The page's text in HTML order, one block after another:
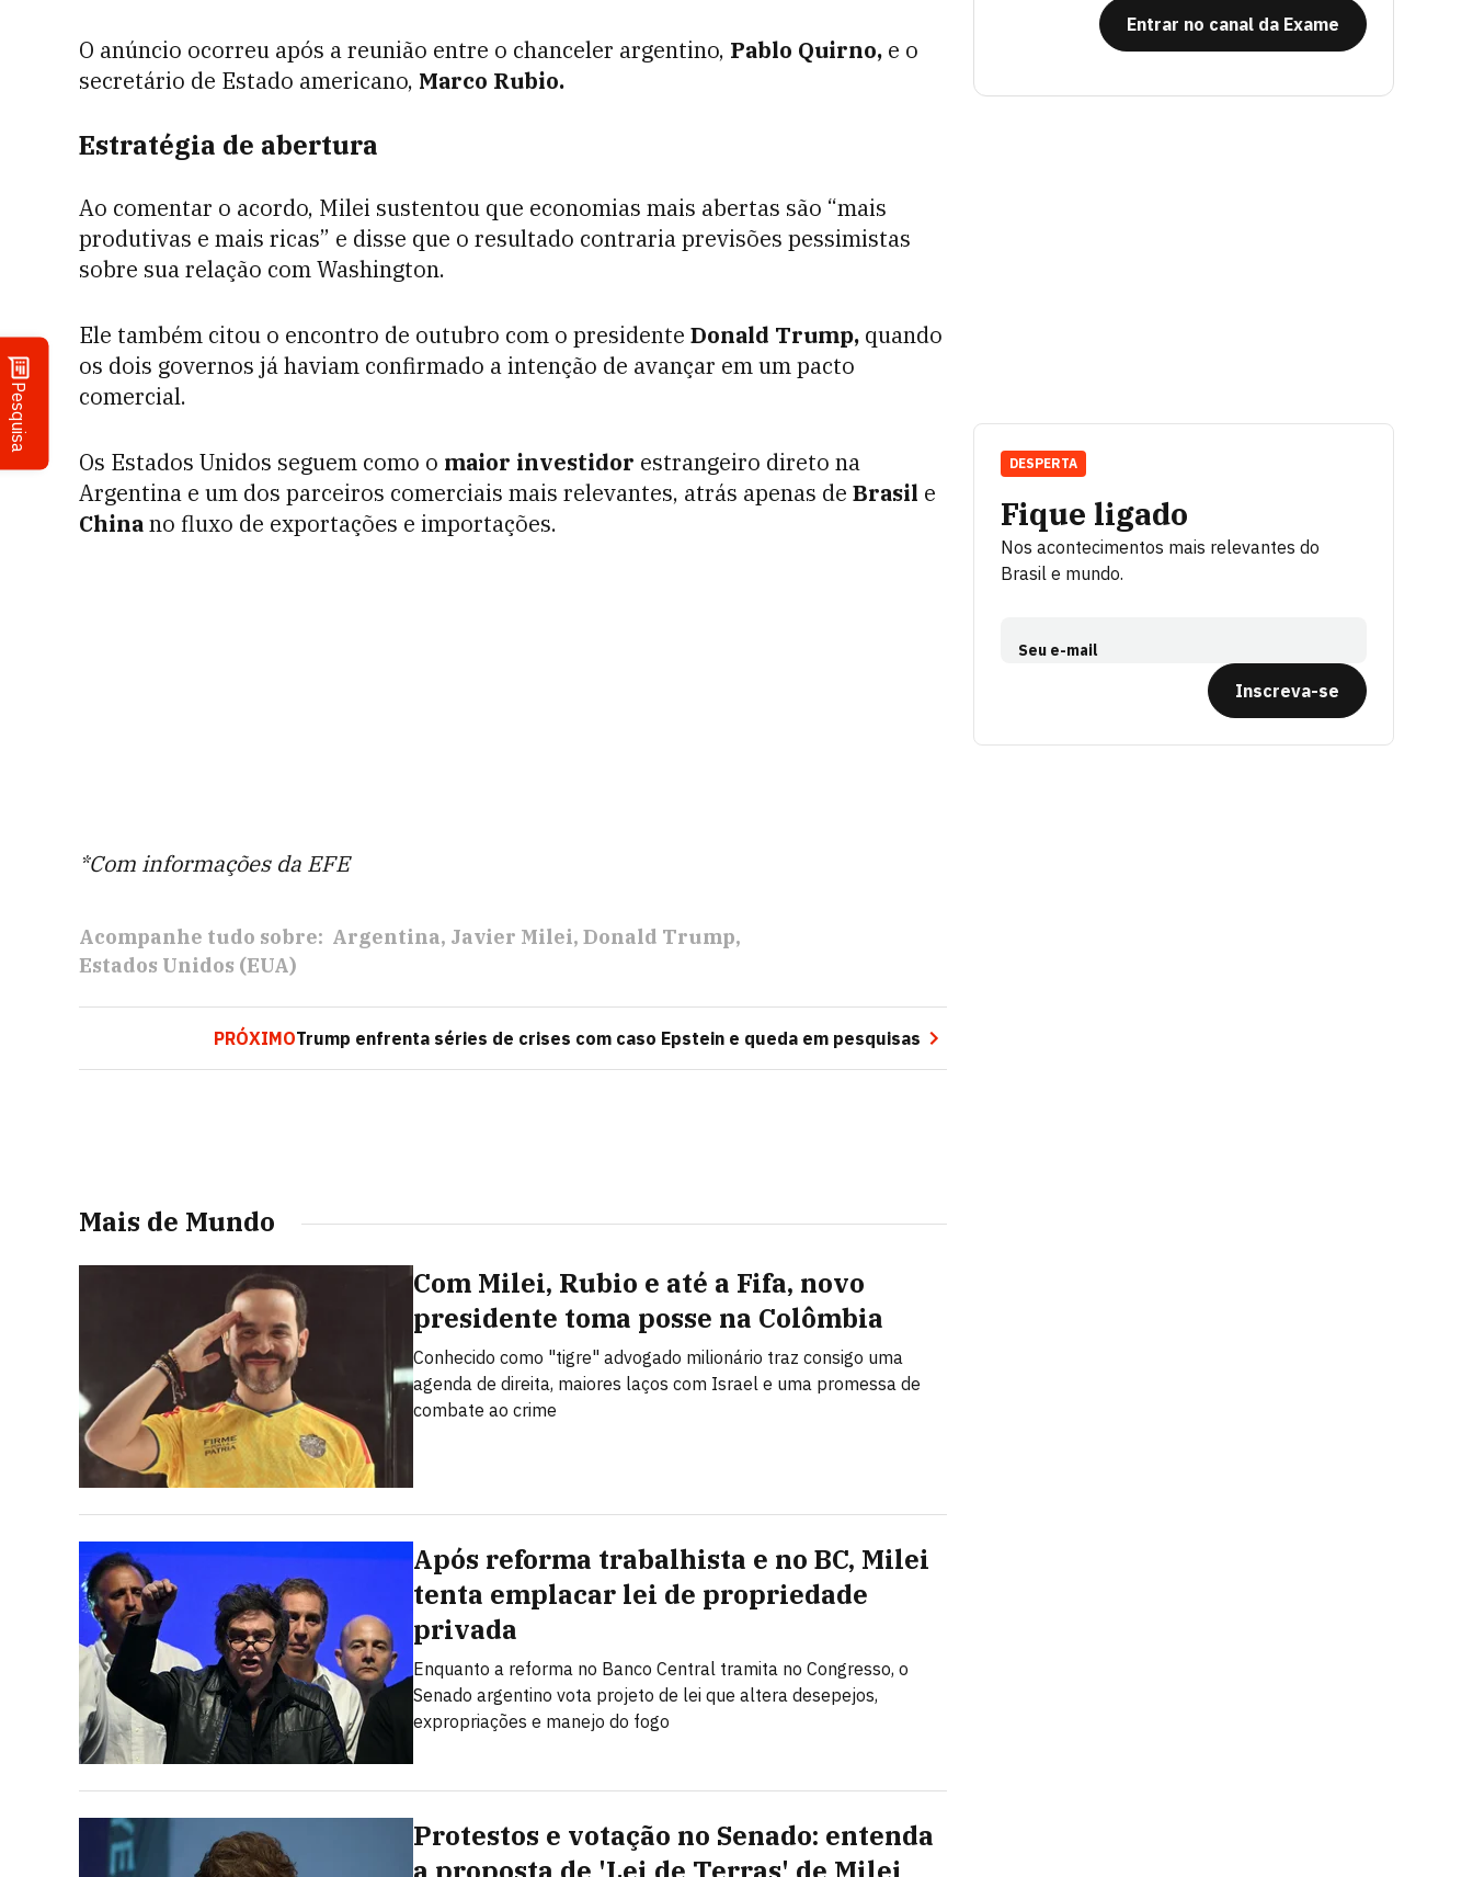
Pesquisa
O anúncio ocorreu após a reunião entre o chanceler argentino, Pablo Quirno, e o
secretário de Estado americano, Marco Rubio.
Estratégia de abertura
Ao comentar o acordo, Milei sustentou que economias mais abertas são “mais
produtivas e mais ricas” e disse que o resultado contraria previsões pessimistas
sobre sua relação com Washington.
Ele também citou o encontro de outubro com o presidente Donald Trump, quando
os dois governos já haviam confirmado a intenção de avançar em um pacto
comercial.
Os Estados Unidos seguem como o maior investidor estrangeiro direto na
Argentina e um dos parceiros comerciais mais relevantes, atrás apenas de Brasil e
Chinano fluxo de exportações e importações.
*Com informações da EFE
Acompanhe tudo sobre: Argentina Javier Milei Donald Trump
Estados Unidos (EUA)
PRÓXIMOTrump enfrenta séries de crises com caso Epstein e queda em pesquisas
Mais de Mundo
Com Milei, Rubio e até a Fifa, novo
presidente toma posse na Colômbia
Conhecido como "tigre" advogado milionário traz consigo uma
agenda de direita, maiores laços com Israel e uma promessa de
combate ao crime
Após reforma trabalhista e no BC, Milei
tenta emplacar lei de propriedade
privada
Enquanto a reforma no Banco Central tramita no Congresso, o
Senado argentino vota projeto de lei que altera desepejos,
expropriações e manejo do fogo
Protestos e votação no Senado: entenda
Entrar no canal da Exame
Fique ligado
Nos acontecimentos mais relevantes do
Brasil e mundo.
Seu e-mail
Inscreva-se
DESPERTA